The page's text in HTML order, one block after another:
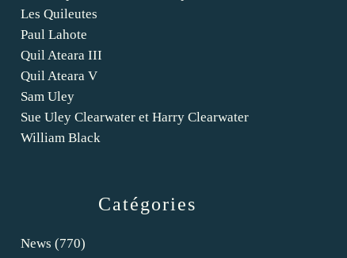
Catégories
News (770)
Les Quileutes
Paul Lahote
Quil Ateara III
Quil Ateara V
Sam Uley
Sue Uley Clearwater et Harry Clearwater
William Black